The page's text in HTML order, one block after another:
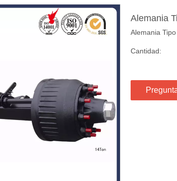
Alemania
Alemania Tipo
Cantidad: